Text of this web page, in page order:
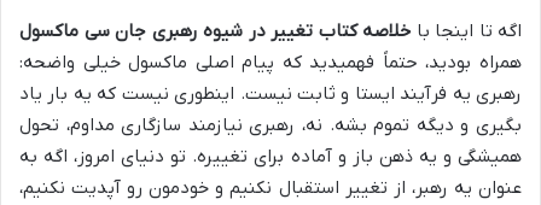
اگه تا اینجا با خلاصه کتاب تغییر در شیوه رهبری جان سی ماکسول
همراه بودید، حتماً فهمیدید که پیام اصلی ماکسول خیلی واضحه:
رهبری یه فرآیند ایستا و ثابت نیست. اینطوری نیست که یه بار یاد
بگیری و دیگه تموم بشه. نه، رهبری نیازمند سازگاری مداوم، تحول
همیشگی و یه ذهن باز و آماده برای تغییره. تو دنیای امروز، اگه به
عنوان یه رهبر، از تغییر استقبال نکنیم و خودمون رو آپدیت نکنیم،